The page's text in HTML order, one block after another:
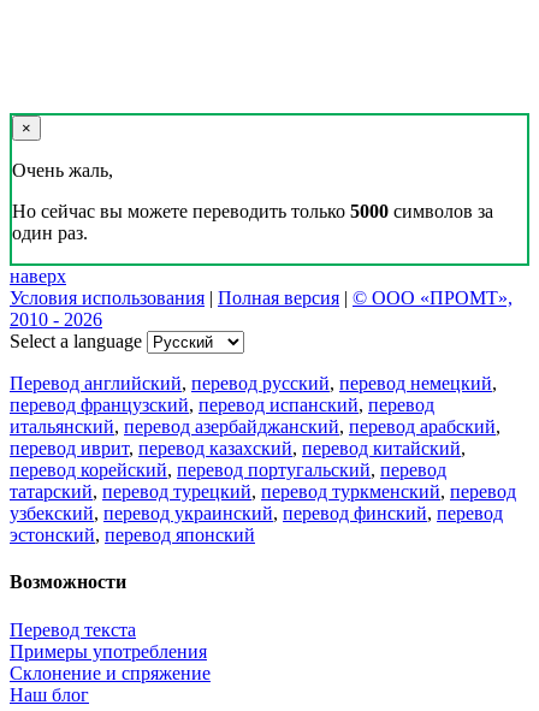
×
Очень жаль,
Но сейчас вы можете переводить только 5000 символов за
один раз.
наверх
Условия использования | Полная версия | © ООО «ПРОМТ»,
2010 - 2026
Select a language
Перевод английский, перевод русский, перевод немецкий,
перевод французский, перевод испанский, перевод
итальянский, перевод азербайджанский, перевод арабский,
перевод иврит, перевод казахский, перевод китайский,
перевод корейский, перевод португальский, перевод
татарский, перевод турецкий, перевод туркменский, перевод
узбекский, перевод украинский, перевод финский, перевод
эстонский, перевод японский
Возможности
Перевод текста
Примеры употребления
Склонение и спряжение
Наш блог